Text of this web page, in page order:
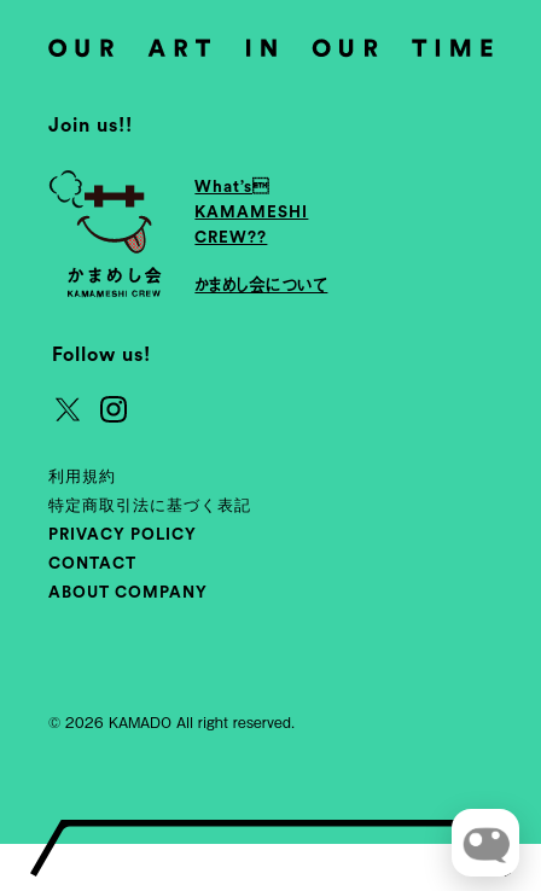
Join us!!
What’s
KAMAMESHI
CREW??
かまめし会について
Follow us!
利用規約
特定商取引法に基づく表記
PRIVACY POLICY
CONTACT
ABOUT COMPANY
© 2026 KAMADO All right reserved.